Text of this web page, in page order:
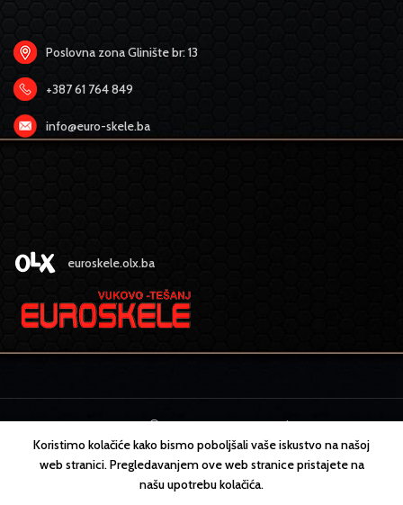
Poslovna zona Glinište br: 13
+387 61 764 849
info@euro-skele.ba
euroskele.olx.ba
EURO SKELE 2022 CREATED BYMEDIAdesign
Koristimo kolačiće kako bismo poboljšali vaše iskustvo na našoj
web stranici. Pregledavanjem ove web stranice pristajete na
našu upotrebu kolačića.